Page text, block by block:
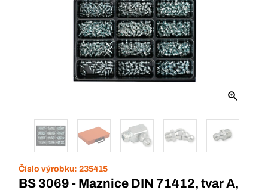
Číslo výrobku: 235415
BS 3069 - Maznice DIN 71412, tvar A,